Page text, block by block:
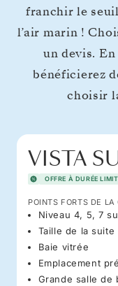
franchir le
l’air marin !
un devis. En
bénéficierez
choisir
VISTA
OFFRE À DURÉE
POINTS FORTS DE LA
Niveau 4, 5, 7
Taille de la
Baie vitrée
Emplacement
Grande salle de